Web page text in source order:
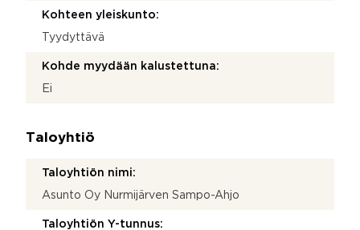
Kohteen yleiskunto:
Tyydyttävä
Kohde myydään kalustettuna:
Ei
Taloyhtiö
Taloyhtiön nimi:
Asunto Oy Nurmijärven Sampo-Ahjo
Taloyhtiön Y-tunnus: